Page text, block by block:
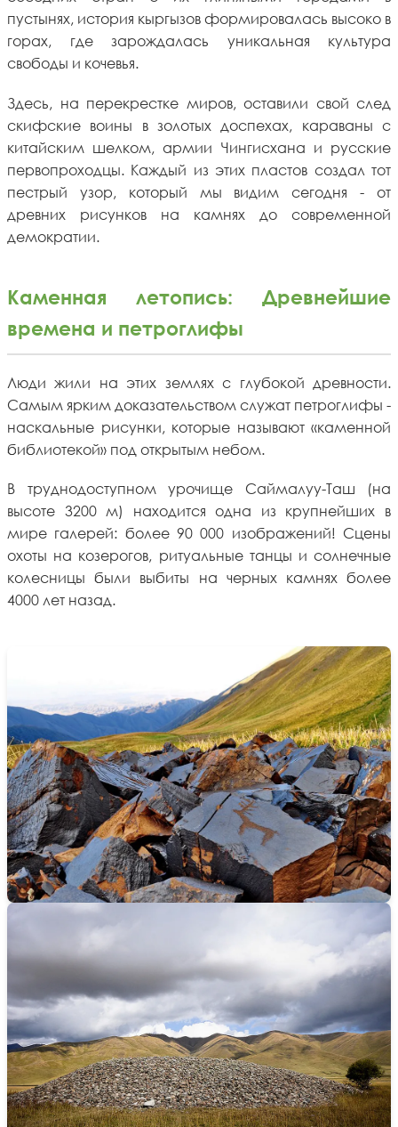
пустынях, история кыргызов формировалась высоко в
горах, где зарождалась уникальная культура
свободы и кочевья.
Здесь, на перекрестке миров, оставили свой след
скифские воины в золотых доспехах, караваны с
китайским шелком, армии Чингисхана и русские
первопроходцы. Каждый из этих пластов создал тот
пестрый узор, который мы видим сегодня - от
древних рисунков на камнях до современной
демократии.
Каменная летопись: Древнейшие
времена и петроглифы
Люди жили на этих землях с глубокой древности.
Самым ярким доказательством служат петроглифы -
наскальные рисунки, которые называют «каменной
библиотекой» под открытым небом.
В труднодоступном урочище Саймалуу-Таш (на
высоте 3200 м) находится одна из крупнейших в
мире галерей: более 90 000 изображений! Сцены
охоты на козерогов, ритуальные танцы и солнечные
колесницы были выбиты на черных камнях более
4000 лет назад.